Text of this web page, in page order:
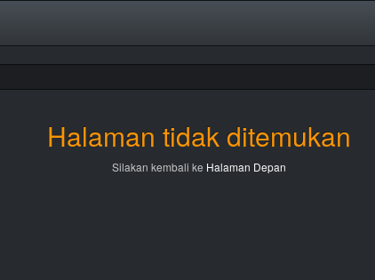
Halaman tidak ditemukan
Silakan kembali ke Halaman Depan